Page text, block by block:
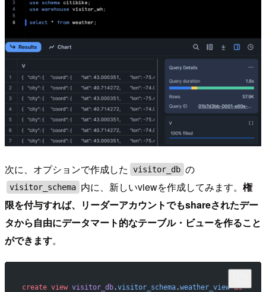
次に、オプションで作成した visitor_db の
visitor_schema 内に、新しいviewを作成してみます。権
限を付与すれば、リーダーアカウントでもshareされたデー
タから自由にデータマート的なテーブル・ビューを作ること
ができます。
create view visitor_db.visitor_schema.weather_view as